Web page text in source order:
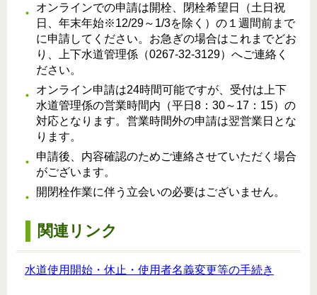
オンラインでの申請は開栓、閉栓希望日（土日祝
日、年末年始※12/29～1/3を除く）の１週間前まで
に申請してください。お急ぎの場合はこれまでどお
り、上下水道管理係（0267-32-3129）へご連絡く
ださい。
オンライン申請は24時間可能ですが、受付は上下
水道管理係の営業時間内（平日8：30～17：15）の
対応となります。営業時間外の申請は翌営業日とな
ります。
申請後、内容確認のためご連絡させていただく場合
がございます。
開閉栓作業に伴う立会いの必要はございません。
関連リンク
水道使用開始・休止・使用者名義変更等の手続き